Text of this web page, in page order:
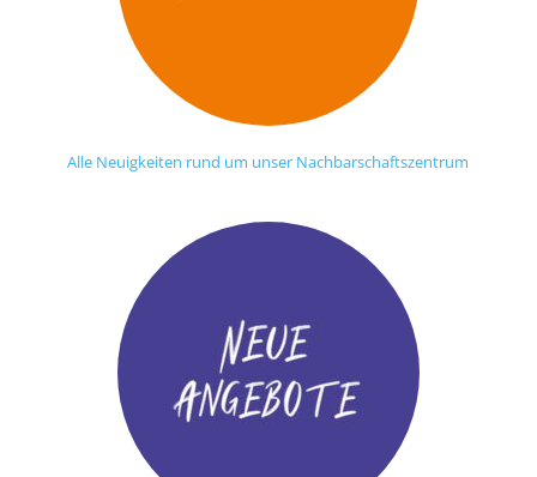
Alle Neuigkeiten rund um unser Nachbarschaftszentrum